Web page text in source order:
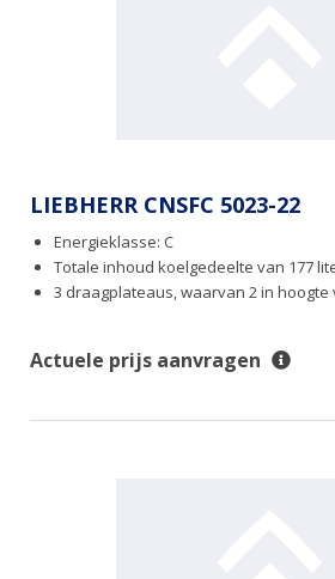
LIEBHERR CNSFC 5023-22
Energieklasse: C
Totale inhoud koelgedeelte van 177
3 draagplateaus, waarvan 2 in
Actuele prijs aanvragen